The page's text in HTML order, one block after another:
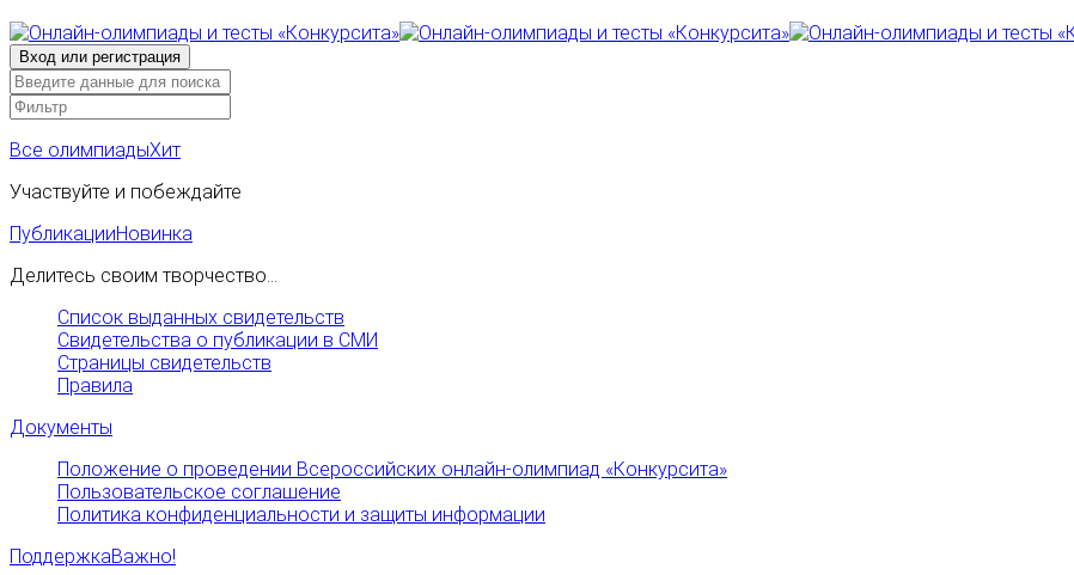
Все олимпиадыХит
Участвуйте и побеждайте
ПубликацииНовинка
Делитесь своим творчество...
Список выданных свидетельств
Свидетельства о публикации в СМИ
Страницы свидетельств
Правила
Документы
Положение о проведении Всероссийских онлайн-олимпиад «Конкурсита»
Пользовательское соглашение
Политика конфиденциальности и защиты информации
ПоддержкаВажно!